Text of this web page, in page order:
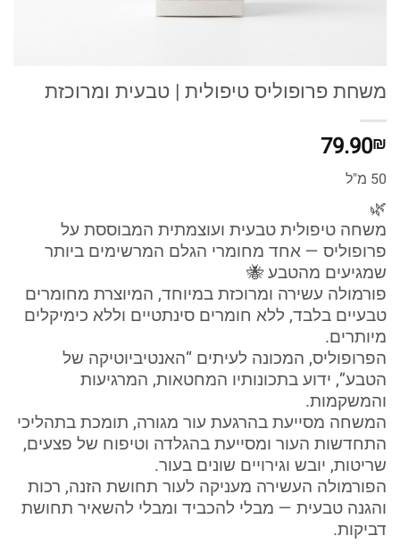
משחת פרופוליס טיפולית | טבעית ומרוכזת
79.90₪
50 מ"ל
🌿
משחה טיפולית טבעית ועוצמתית המבוססת על
פרופוליס — אחד מחומרי הגלם המרשימים ביותר
שמגיעים מהטבע 🐝
פורמולה עשירה ומרוכזת במיוחד, המיוצרת מחומרים
טבעיים בלבד, ללא חומרים סינתטיים וללא כימיקלים
מיותרים.
הפרופוליס, המכונה לעיתים “האנטיביוטיקה של
הטבע”, ידוע בתכונותיו המחטאות, המרגיעות
והמשקמות.
המשחה מסייעת בהרגעת עור מגורה, תומכת בתהליכי
התחדשות העור ומסייעת בהגלדה וטיפוח של פצעים,
שריטות, יובש וגירויים שונים בעור.
הפורמולה העשירה מעניקה לעור תחושת הזנה, רכות
והגנה טבעית — מבלי להכביד ומבלי להשאיר תחושת
דביקות.